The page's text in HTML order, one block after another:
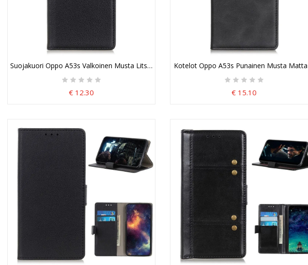
Suojakuori Oppo A53s Valkoinen Musta Litsi-Keinonahka
€ 12.30
Kotelot Oppo A53s Punainen Musta
€ 15.10